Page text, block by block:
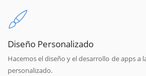
Diseño Personalizado
Hacemos el diseño y el desarrollo de apps a
personalizado.